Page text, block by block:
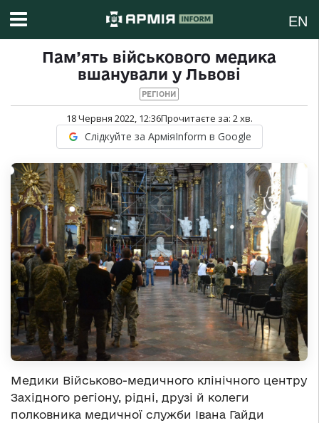
EN
Пам’ять військового медика
вшанували у Львові
РЕГІОНИ
18 Червня 2022, 12:36Прочитаєте за: 2хв.
Слідкуйте за АрміяInform в Google
Медики Військово-медичного клінічного центру
Західного регіону, рідні, друзі й колеги
полковника медичної служби Івана Гайди